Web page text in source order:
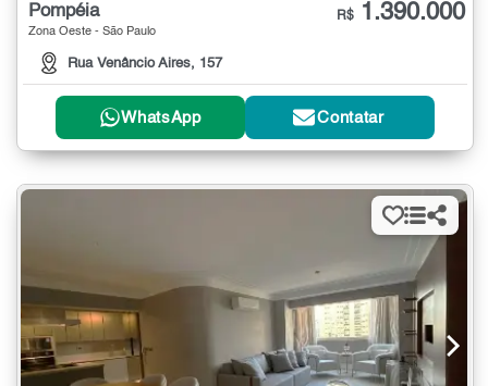
Pompéia
Zona Oeste - São Paulo
Rua Venâncio Aires, 157
R$ 1.390.000
WhatsApp Contatar